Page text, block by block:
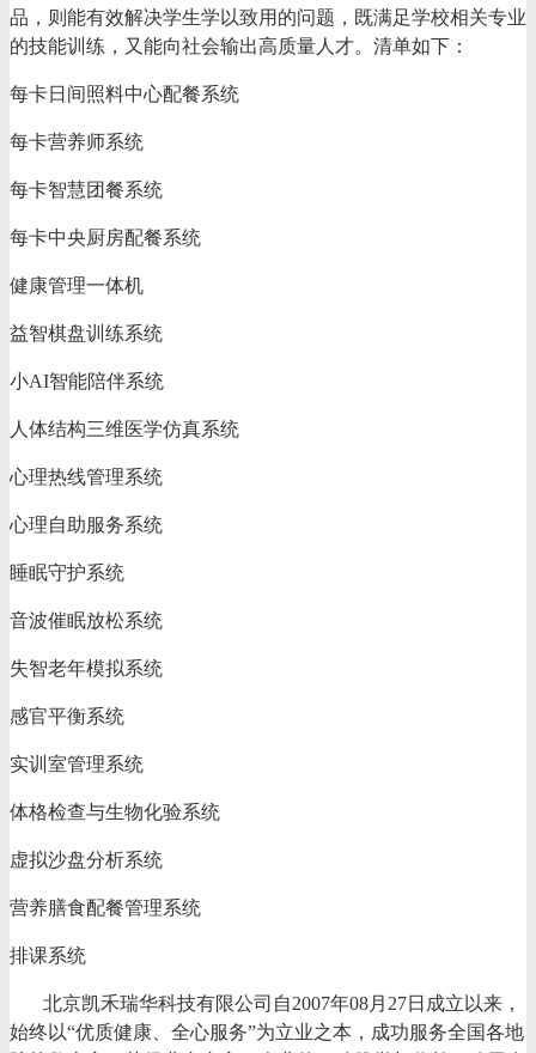
品，则能有效解决学生学以致用的问题，既满足学校相关专业
的技能训练，又能向社会输出高质量人才。清单如下：
每卡日间照料中心配餐系统
每卡营养师系统
每卡智慧团餐系统
每卡中央厨房配餐系统
健康管理一体机
益智棋盘训练系统
小AI智能陪伴系统
人体结构三维医学仿真系统
心理热线管理系统
心理自助服务系统
睡眠守护系统
音波催眠放松系统
失智老年模拟系统
感官平衡系统
实训室管理系统
体格检查与生物化验系统
虚拟沙盘分析系统
营养膳食配餐管理系统
排课系统
北京凯禾瑞华科技有限公司自2007年08月27日成立以来，
始终以“优质健康、全心服务”为立业之本，成功服务全国各地